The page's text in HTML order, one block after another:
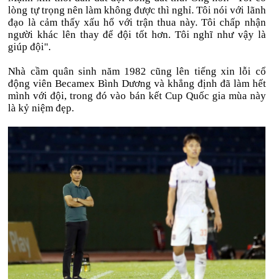
lòng tự trọng nên làm không được thì nghỉ. Tôi nói với lãnh
đạo là cảm thấy xấu hổ với trận thua này. Tôi chấp nhận
người khác lên thay để đội tốt hơn. Tôi nghĩ như vậy là
giúp đội".
Nhà cầm quân sinh năm 1982 cũng lên tiếng xin lỗi cổ
động viên Becamex Bình Dương và khẳng định đã làm hết
mình với đội, trong đó vào bán kết Cup Quốc gia mùa này
là kỷ niệm đẹp.